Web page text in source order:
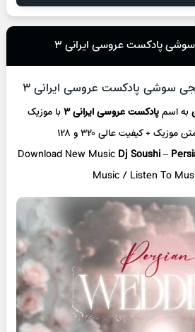
پادکست عروسی ایرانی ۳
سوشی پادکست عروسی ایرانی ۳
به اسمپادکست عروسی ایرانی ۳ با موزیک
+ کیفیت عالی ۳۲۰ و ۱۲۸
Download New Music Dj Soushi–
Music / Listen To